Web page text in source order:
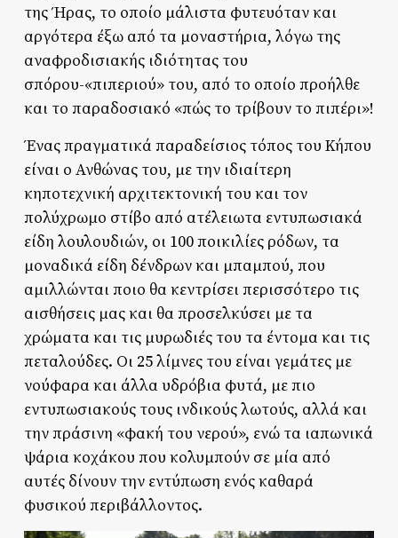
της Ήρας, το οποίο μάλιστα φυτευόταν και
αργότερα έξω από τα μοναστήρια, λόγω της
αναφροδισιακής ιδιότητας του
σπόρου-«πιπεριού» του, από το οποίο προήλθε
και το παραδοσιακό «πώς το τρίβουν το πιπέρι»!
Ένας πραγματικά παραδείσιος τόπος του Κήπου
είναι ο Ανθώνας του, με την ιδιαίτερη
κηποτεχνική αρχιτεκτονική του και τον
πολύχρωμο στίβο από ατέλειωτα εντυπωσιακά
είδη λουλουδιών, οι 100 ποικιλίες ρόδων, τα
μοναδικά είδη δένδρων και μπαμπού, που
αμιλλώνται ποιο θα κεντρίσει περισσότερο τις
αισθήσεις μας και θα προσελκύσει με τα
χρώματα και τις μυρωδιές του τα έντομα και τις
πεταλούδες. Οι 25 λίμνες του είναι γεμάτες με
νούφαρα και άλλα υδρόβια φυτά, με πιο
εντυπωσιακούς τους ινδικούς λωτούς, αλλά και
την πράσινη «φακή του νερού», ενώ τα ιαπωνικά
ψάρια κοχάκου που κολυμπούν σε μία από
αυτές δίνουν την εντύπωση ενός καθαρά
φυσικού περιβάλλοντος.